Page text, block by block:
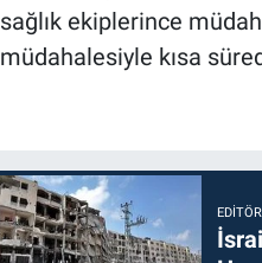
sağlık ekiplerince
müdahalesiyle kısa